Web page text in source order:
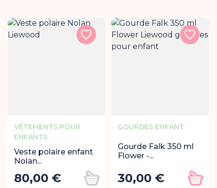
VÊTEMENTS POUR
ENFANTS
Veste polaire enfant
Nolan...
Prix
80,00 €
GOURDES ENFANT
Gourde Falk 350 ml
Flower -...
Prix
30,00 €